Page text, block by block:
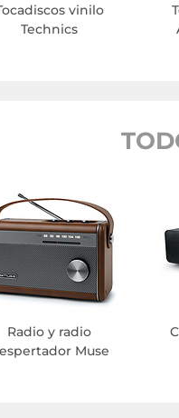
vinilo
Technics
Radio y radio
Muse